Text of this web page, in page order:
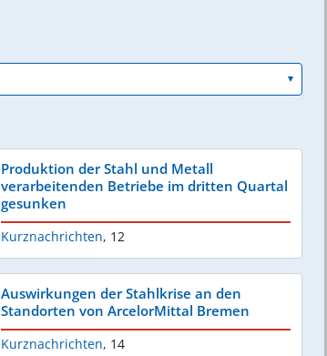
Produktion der Stahl und Metall
verarbeitenden Betriebe im dritten Quartal
gesunken
Kurznachrichten, 12
Auswirkungen der Stahlkrise an den
Standorten von ArcelorMittal Bremen
Kurznachrichten, 14